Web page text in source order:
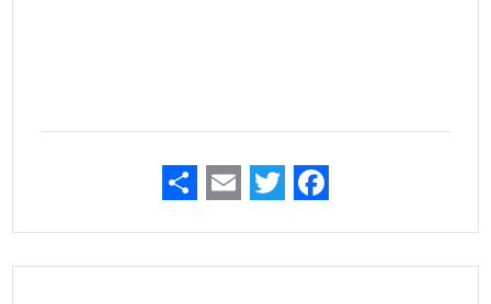
F
ac
e
b
T
wi
tt
er
E
m
ail
ش
ر